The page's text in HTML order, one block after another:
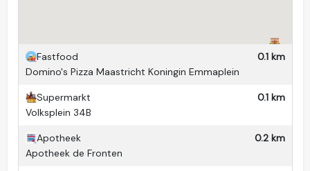
Oppervlakte
Eerste Verdieping
Interieur
Privé wastafel
Fastfood
0.1 km
Domino's Pizza Maastricht Koningin Emmaplein
Supermarkt
0.1 km
Volksplein 34B
Apotheek
0.2 km
Apotheek de Fronten